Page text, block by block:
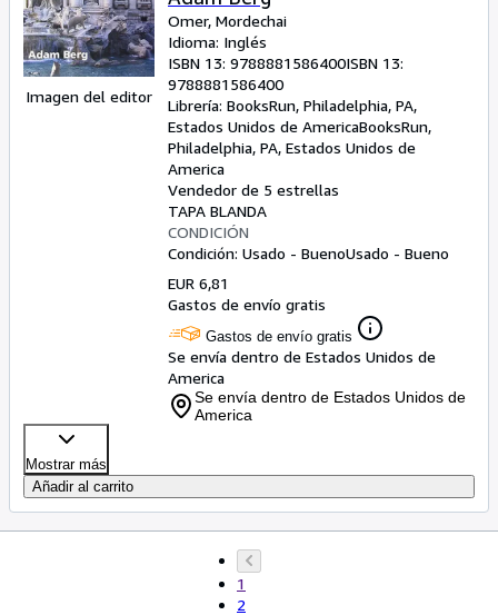
Imagen del editor
Omer, Mordechai
Idioma: Inglés
ISBN 13: 9788881586400ISBN 13:
9788881586400
Librería: BooksRun, Philadelphia, PA,
Estados Unidos de AmericaBooksRun,
Philadelphia, PA, Estados Unidos de
America
Vendedor de 5 estrellas
TAPA BLANDA
CONDICIÓN
Condición: Usado - BuenoUsado - Bueno
EUR 6,81
Gastos de envío gratis
Gastos de envío gratis
Se envía dentro de Estados Unidos de
America
Se envía dentro de Estados Unidos de
America
Mostrar más
Añadir al carrito
1
2